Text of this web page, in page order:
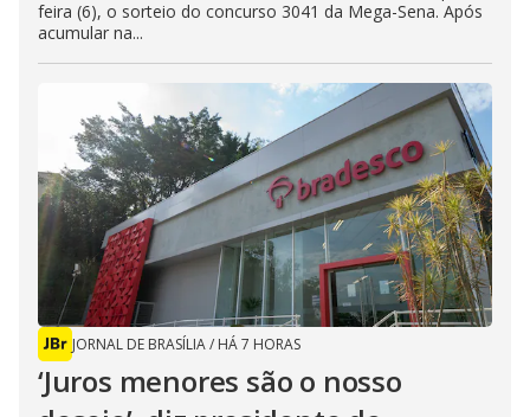
feira (6), o sorteio do concurso 3041 da Mega-Sena. Após
acumular na...
JORNAL DE BRASÍLIA/ HÁ 7 HORAS
‘Juros menores são o nosso